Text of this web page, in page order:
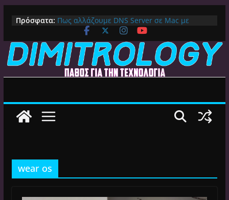
περιεχόμενο
Πρόσφατα: Πως αλλάζουμε DNS Server σε Mac με
MacOS Ventura (Macbook, Mac Mini, iMac,
κλπ)
IPVanish Προσφορά: 83% Έκπτωση στο
Premium VPN – Δες γιατί αξίζει
Alive GR Kodi: Γιατί Δεν Λειτουργεί Πλέον το
Android TV | CX File Explorer, Καθαρισμός
Ο Καλύτερος Launcher για Android TV /
wear os